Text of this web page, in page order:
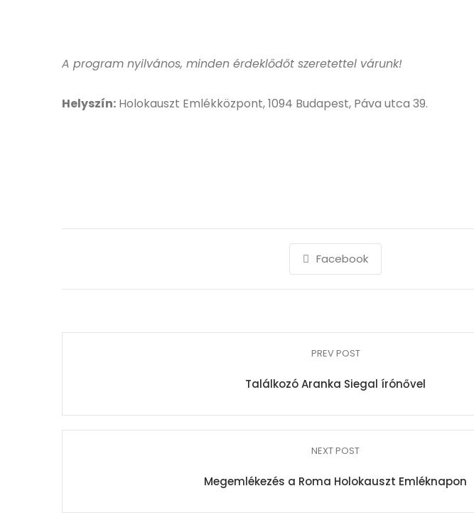
A program nyilvános, minden érdeklődőt szeretettel várunk!
Helyszín: Holokauszt Emlékközpont, 1094 Budapest, Páva utca 39.
Facebook
PREV POST
Találkozó Aranka Siegal írónővel
NEXT POST
Megemlékezés a Roma Holokauszt Emléknapon